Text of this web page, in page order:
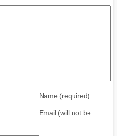
Name (required)
Email (will not be